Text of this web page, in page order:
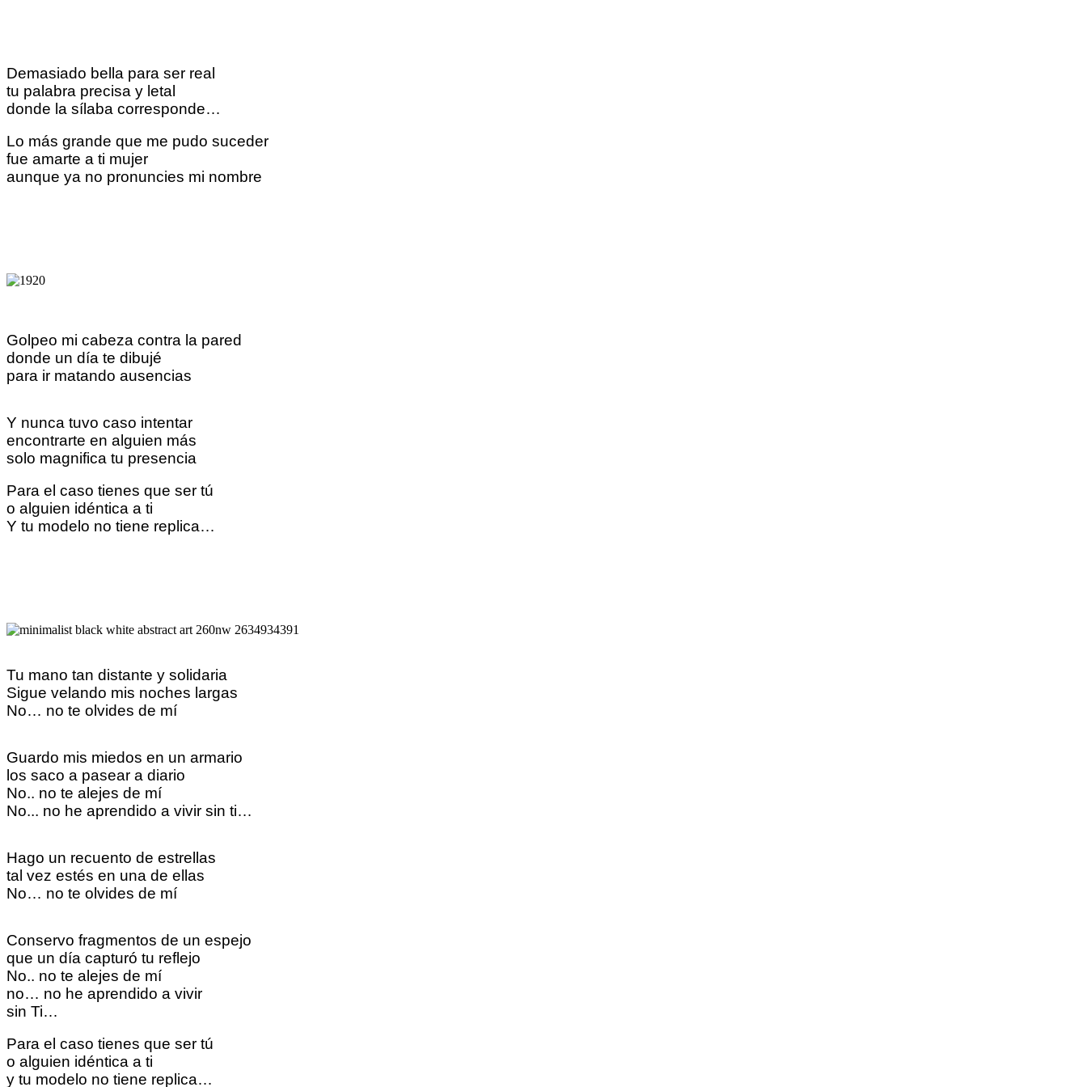
Demasiado bella para ser real
tu palabra precisa y letal
donde la sílaba corresponde…
Lo más grande que me pudo suceder
fue amarte a ti mujer
aunque ya no pronuncies mi nombre
Golpeo mi cabeza contra la pared
donde un día te dibujé
para ir matando ausencias
Y nunca tuvo caso intentar
encontrarte en alguien más
solo magnifica tu presencia
Para el caso tienes que ser tú
o alguien idéntica a ti
Y tu modelo no tiene replica…
Tu mano tan distante y solidaria
Sigue velando mis noches largas
No… no te olvides de mí
Guardo mis miedos en un armario
los saco a pasear a diario
No.. no te alejes de mí
No... no he aprendido a vivir sin ti…
Hago un recuento de estrellas
tal vez estés en una de ellas
No… no te olvides de mí
Conservo fragmentos de un espejo
que un día capturó tu reflejo
No.. no te alejes de mí
no… no he aprendido a vivir
sin Ti…
Para el caso tienes que ser tú
o alguien idéntica a ti
y tu modelo no tiene replica…